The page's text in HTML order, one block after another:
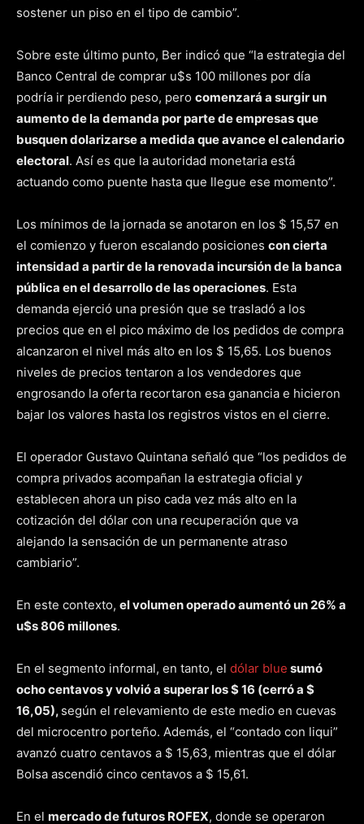
sostener un piso en el tipo de cambio”.
Sobre este último punto, Ber indicó que “la estrategia del
Banco Central de comprar u$s 100 millones por día
podría ir perdiendo peso, pero comenzará a surgir un
aumento de la demanda por parte de empresas que
busquen dolarizarse a medida que avance el calendario
electoral. Así es que la autoridad monetaria está
actuando como puente hasta que llegue ese momento”.
Los mínimos de la jornada se anotaron en los $ 15,57 en
el comienzo y fueron escalando posiciones con cierta
intensidad a partir de la renovada incursión de la banca
pública en el desarrollo de las operaciones. Esta
demanda ejerció una presión que se trasladó a los
precios que en el pico máximo de los pedidos de compra
alcanzaron el nivel más alto en los $ 15,65. Los buenos
niveles de precios tentaron a los vendedores que
engrosando la oferta recortaron esa ganancia e hicieron
bajar los valores hasta los registros vistos en el cierre.
El operador Gustavo Quintana señaló que “los pedidos de
compra privados acompañan la estrategia oficial y
establecen ahora un piso cada vez más alto en la
cotización del dólar con una recuperación que va
alejando la sensación de un permanente atraso
cambiario”.
En este contexto, el volumen operado aumentó un 26% a
u$s 806 millones.
En el segmento informal, en tanto, el dólar blue sumó
ocho centavos y volvió a superar los $ 16 (cerró a $
16,05), según el relevamiento de este medio en cuevas
del microcentro porteño. Además, el “contado con liqui”
avanzó cuatro centavos a $ 15,63, mientras que el dólar
Bolsa ascendió cinco centavos a $ 15,61.
En el mercado de futuros ROFEX, donde se operaron